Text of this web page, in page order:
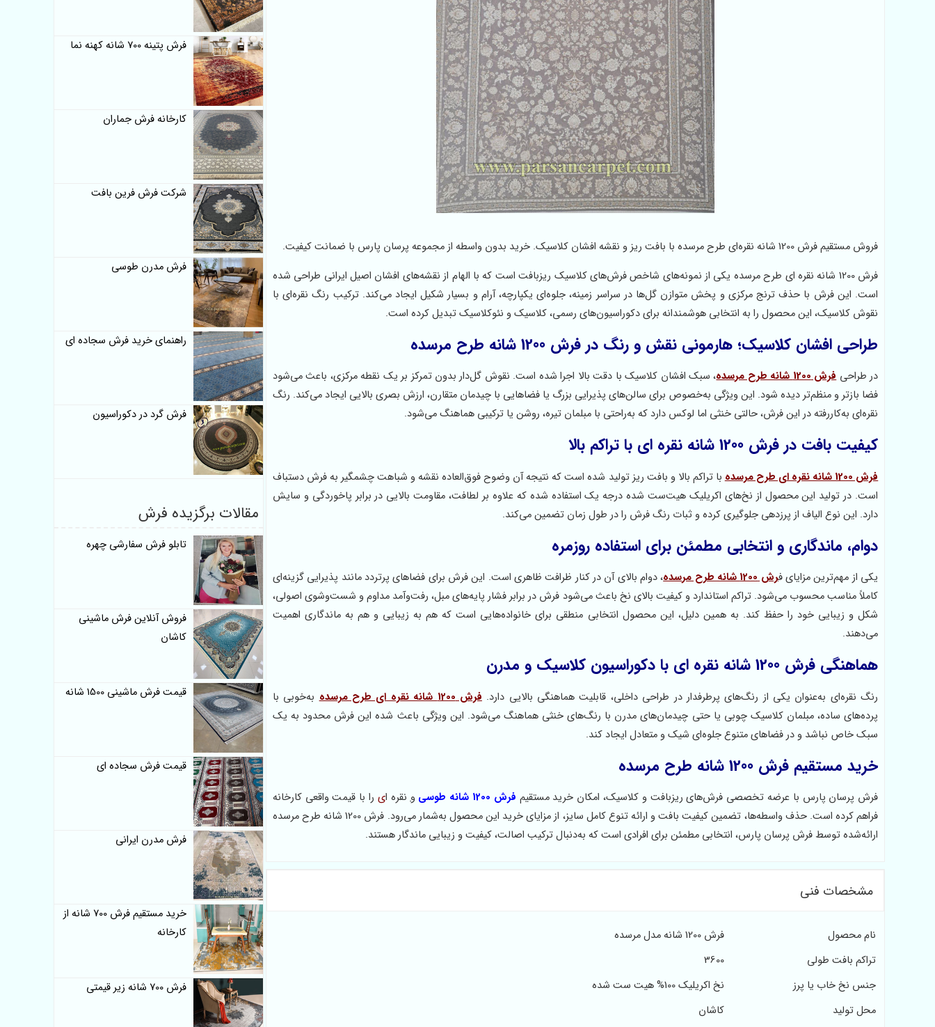
فروش مستقیم فرش 1200 شانه نقره‌ای طرح مرسده با بافت ریز و نقشه افشان کلاسیک. خرید بدون واسطه از مجموعه پرسان پارس با ضمانت کیفیت.
فرش 1200 شانه نقره ای طرح مرسده یکی از نمونه‌های شاخص فرش‌های کلاسیک ریزبافت است که با الهام از نقشه‌های افشان اصیل ایرانی طراحی شده
است. این فرش با حذف ترنج مرکزی و پخش متوازن گل‌ها در سراسر زمینه، جلوه‌ای یکپارچه، آرام و بسیار شکیل ایجاد می‌کند. ترکیب رنگ نقره‌ای با
نقوش کلاسیک، این محصول را به انتخابی هوشمندانه برای دکوراسیون‌های رسمی، کلاسیک و نئوکلاسیک تبدیل کرده است.
طراحی افشان کلاسیک؛ هارمونی نقش و رنگ در فرش 1200 شانه طرح مرسده
در طراحیفرش 1200 شانه طرح مرسده
، سبک افشان کلاسیک با دقت بالا اجرا شده است. نقوش گل‌دار بدون تمرکز بر یک نقطه مرکزی، باعث می‌شود
فضا بازتر و منظم‌تر دیده شود. این ویژگی به‌خصوص برای سالن‌های پذیرایی بزرگ یا فضاهایی با چیدمان متقارن، ارزش بصری بالایی ایجاد می‌کند. رنگ
نقره‌ای به‌کاررفته در این فرش، حالتی خنثی اما لوکس دارد که به‌راحتی با مبلمان تیره، روشن یا ترکیبی هماهنگ می‌شود.
کیفیت بافت در فرش 1200 شانه نقره ای با تراکم بالا
فرش 1200 شانه نقره ای طرح مرسده
با تراکم بالا و بافت ریز تولید شده است که نتیجه آن وضوح فوق‌العاده نقشه و شباهت چشمگیر به فرش دستباف
است. در تولید این محصول از نخ‌های اکریلیک هیت‌ست شده درجه یک استفاده شده که علاوه بر لطافت، مقاومت بالایی در برابر پاخوردگی و سایش
دارد. این نوع الیاف از پرزدهی جلوگیری کرده و ثبات رنگ فرش را در طول زمان تضمین می‌کند.
دوام، ماندگاری و انتخابی مطمئن برای استفاده روزمره
یکی از مهم‌ترین مزایای فرش 1200 شانه طرح مرسده
، دوام بالای آن در کنار ظرافت ظاهری است. این فرش برای فضاهای پرتردد مانند پذیرایی گزینه‌ای
کاملاً مناسب محسوب می‌شود. تراکم استاندارد و کیفیت بالای نخ باعث می‌شود فرش در برابر فشار پایه‌های مبل، رفت‌وآمد مداوم و شست‌وشوی اصولی،
شکل و زیبایی خود را حفظ کند. به همین دلیل، این محصول انتخابی منطقی برای خانواده‌هایی است که هم به زیبایی و هم به ماندگاری اهمیت
می‌دهند.
هماهنگی فرش 1200 شانه نقره ای با دکوراسیون کلاسیک و مدرن
رنگ نقره‌ای به‌عنوان یکی از رنگ‌های پرطرفدار در طراحی داخلی، قابلیت هماهنگی بالایی دارد.فرش 1200 شانه نقره ای طرح مرسده
به‌خوبی با
پرده‌های ساده، مبلمان کلاسیک چوبی یا حتی چیدمان‌های مدرن با رنگ‌های خنثی هماهنگ می‌شود. این ویژگی باعث شده این فرش محدود به یک
سبک خاص نباشد و در فضاهای متنوع جلوه‌ای شیک و متعادل ایجاد کند.
خرید مستقیم فرش 1200 شانه طرح مرسده
فرش پرسان پارس با عرضه تخصصی فرش‌های ریزبافت و کلاسیک، امکان خرید مستقیم فرش 1200 شانه طوسی ونقره ای را با قیمت واقعی کارخانه
فراهم کرده است. حذف واسطه‌ها، تضمین کیفیت بافت و ارائه تنوع کامل سایز، از مزایای خرید این محصول به‌شمار می‌رود. فرش 1200 شانه طرح مرسده
ارائه‌شده توسط فرش پرسان پارس، انتخابی مطمئن برای افرادی است که به‌دنبال ترکیب اصالت، کیفیت و زیبایی ماندگار هستند.
مشخصات فنی
نام محصول
فرش 1200 شانه مدل مرسده
تراکم بافت طولی
3600
جنس نخ خاب یا پرز
نخ اکریلیک 100% هیت ست شده
محل تولید
کاشان
فرش پتینه 700 شانه کهنه نما
کارخانه فرش جماران
شرکت فرش فرین بافت
فرش مدرن طوسی
راهنمای خرید فرش سجاده ای
فرش گرد در دکوراسیون
مقالات برگزیده فرش
تابلو فرش سفارشی چهره
فروش آنلاین فرش ماشینی
کاشان
قیمت فرش ماشینی 1500 شانه
قیمت فرش سجاده ای
فرش مدرن ایرانی
خرید مستقیم فرش 700 شانه از
کارخانه
فرش 700 شانه زیر قیمتی